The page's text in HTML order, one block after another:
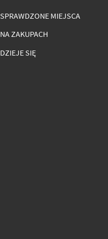
SPRAWDZONE MIEJSCA
NA ZAKUPACH
DZIEJE SIĘ